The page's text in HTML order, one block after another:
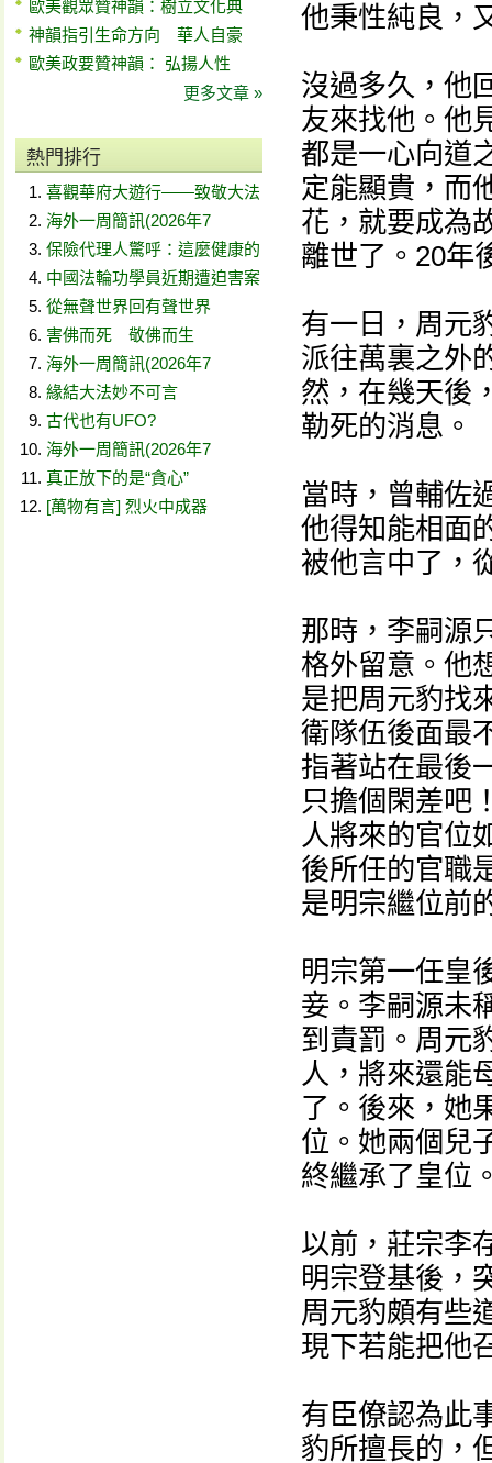
歐美觀眾贊神韻：樹立文化典
神韻指引生命方向 華人自豪
歐美政要贊神韻： 弘揚人性
更多文章 »
熱門排行
喜觀華府大遊行——致敬大法
海外一周簡訊(2026年7
保險代理人驚呼：這麼健康的
中國法輪功學員近期遭迫害案
從無聲世界回有聲世界
害佛而死 敬佛而生
海外一周簡訊(2026年7
緣結大法妙不可言
古代也有UFO?
海外一周簡訊(2026年7
真正放下的是“貪心”
[萬物有言] 烈火中成器
他秉性純良，
沒過多久，他
友來找他。他
都是一心向道
定能顯貴，而
花，就要成為
離世了。20年
有一日，周元
派往萬裏之外
然，在幾天後
勒死的消息。
當時，曾輔佐
他得知能相面
被他言中了，
那時，李嗣源
格外留意。他
是把周元豹找
衛隊伍後面最
指著站在最後
只擔個閑差吧
人將來的官位
後所任的官職
是明宗繼位前
明宗第一任皇
妾。李嗣源未
到責罰。周元
人，將來還能
了。後來，她
位。她兩個兒
終繼承了皇位
以前，莊宗李
明宗登基後，
周元豹頗有些
現下若能把他
有臣僚認為此
豹所擅長的，